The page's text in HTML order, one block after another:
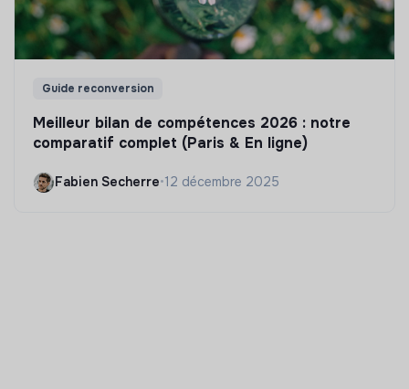
Guide reconversion
Meilleur bilan de compétences 2026 : notre
comparatif complet (Paris & En ligne)
Fabien Secherre•12 décembre 2025